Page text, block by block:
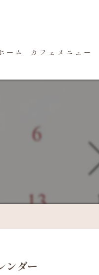
ーム カフェメニュー
ンダー